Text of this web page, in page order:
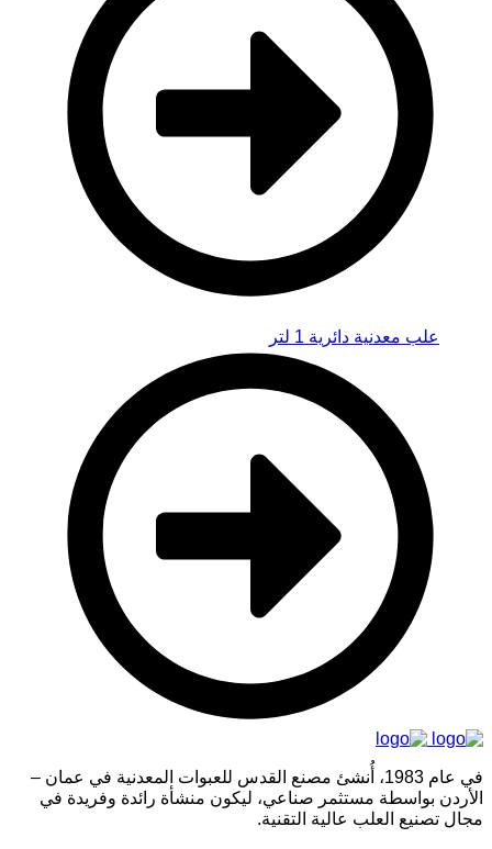
علب معدنية دائرية 1 لتر
في عام 1983، أُنشئ مصنع القدس للعبوات المعدنية في عمان –
الأردن بواسطة مستثمر صناعي، ليكون منشأة رائدة وفريدة في
مجال تصنيع العلب عالية التقنية.